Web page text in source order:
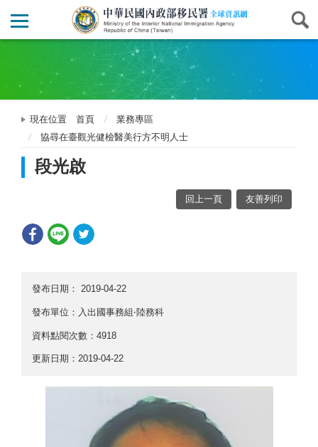
現在位置 首頁
業務專區
協尋在臺觀光健檢醫美行方不明人士
段光啟
回上一頁 友善列印
發布日期： 2019-04-22
發布單位：入出國事務組‧陸務科
資料點閱次數：4918
更新日期：2019-04-22